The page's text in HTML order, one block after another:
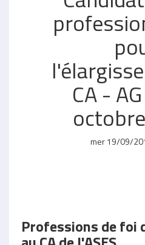
CA -
mer 19/09/
Professions de foi